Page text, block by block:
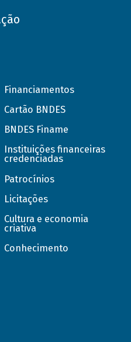
Financiamentos
Cartão BNDES
BNDES Finame
Instituições financeiras
credenciadas
Patrocínios
Licitações
Cultura e economia
criativa
Conhecimento